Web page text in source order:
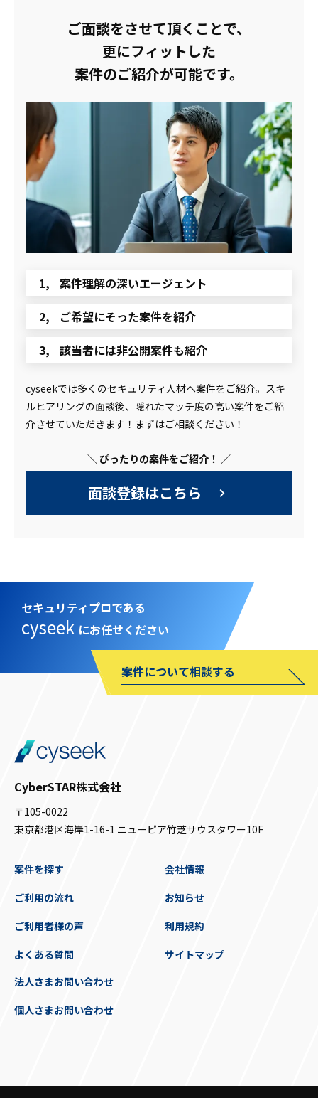
ご面談をさせて頂くことで、
更にフィットした
案件のご紹介が可能です。
案件理解の深いエージェント
ご希望にそった案件を紹介
該当者には非公開案件も紹介
cyseekでは多くのセキュリティ人材へ案件をご紹介。スキ
ルヒアリングの面談後、隠れたマッチ度の高い案件をご紹
介させていただきます！まずはご相談ください！
＼ ぴったりの案件をご紹介！ ／
面談登録はこちら
セキュリティプロである
cyseek にお任せください
案件について相談する
CyberSTAR株式会社
〒105-0022
東京都港区海岸1-16-1 ニューピア竹芝サウスタワー10F
案件を探す
ご利用の流れ
ご利用者様の声
よくある質問
会社情報
お知らせ
利用規約
サイトマップ
法人さまお問い合わせ
個人さまお問い合わせ